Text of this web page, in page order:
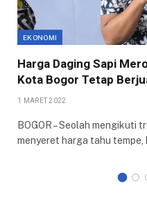
EKONOMI
Harga Daging Sapi
Kota Bogor Tetap
1 MARET 2022
BOGOR – Seolah mengikuti
menyeret harga tahu tempe,